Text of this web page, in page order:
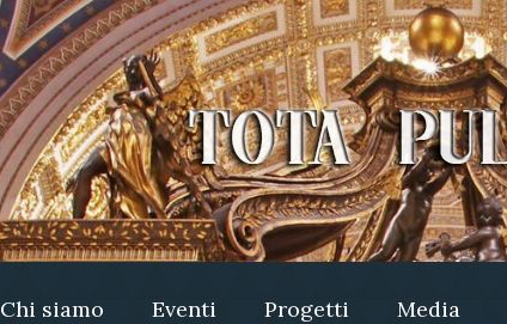
Chi siamo Eventi Progetti Media